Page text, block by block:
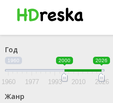
Год
1960 2000 2026
1960 1977 1993 2010 2026
Жанр